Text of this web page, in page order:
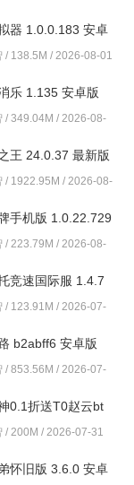
选择轻盈步伐，它
现的概率，从而提
诅咒的关键，在于
碎片，并将它们放
需要尽早搜寻。
器 1.0.0.183 安卓
/ 138.5M / 2026-08-01
乐 1.135 安卓版
/ 349.04M / 2026-08-
王 24.0.37 最新版
/ 1922.95M / 2026-08-
手机版 1.0.22.729
/ 223.79M / 2026-08-
竞速国际服 1.4.7
/ 123.91M / 2026-07-
b2abff6 安卓版
/ 853.56M / 2026-07-
0.1折送T0赵云bt
安卓版
/ 200M / 2026-07-31
怀旧版 3.6.0 安卓